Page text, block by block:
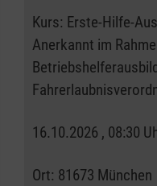
Kurs: Erste-Hilfe-
Anerkannt im
16.10.2026 , 08:30
Ort: 81673 München